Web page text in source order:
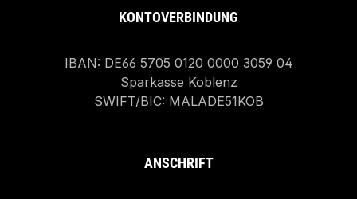
KONTOVERBINDUNG
IBAN: DE66 5705 0120 0000 3059 04
Sparkasse Koblenz
SWIFT/BIC: MALADE51KOB
ANSCHRIFT